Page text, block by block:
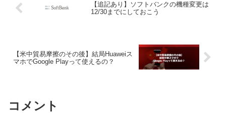
【追記あり】ソフトバンクの機種変更は
12/30までにしておこう
【米中貿易摩擦のその後】結局Huaweiス
マホでGoogle Playって使えるの？
コメント